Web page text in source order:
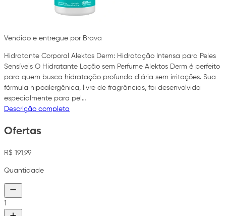
Vendido e entregue por Brava
Hidratante Corporal Alektos Derm: Hidratação Intensa para Peles
Sensíveis O Hidratante Loção sem Perfume Alektos Derm é perfeito
para quem busca hidratação profunda diária sem irritações. Sua
fórmula hipoalergênica, livre de fragrâncias, foi desenvolvida
especialmente para pel…
Descrição completa
Ofertas
R$ 191,99
Quantidade
1